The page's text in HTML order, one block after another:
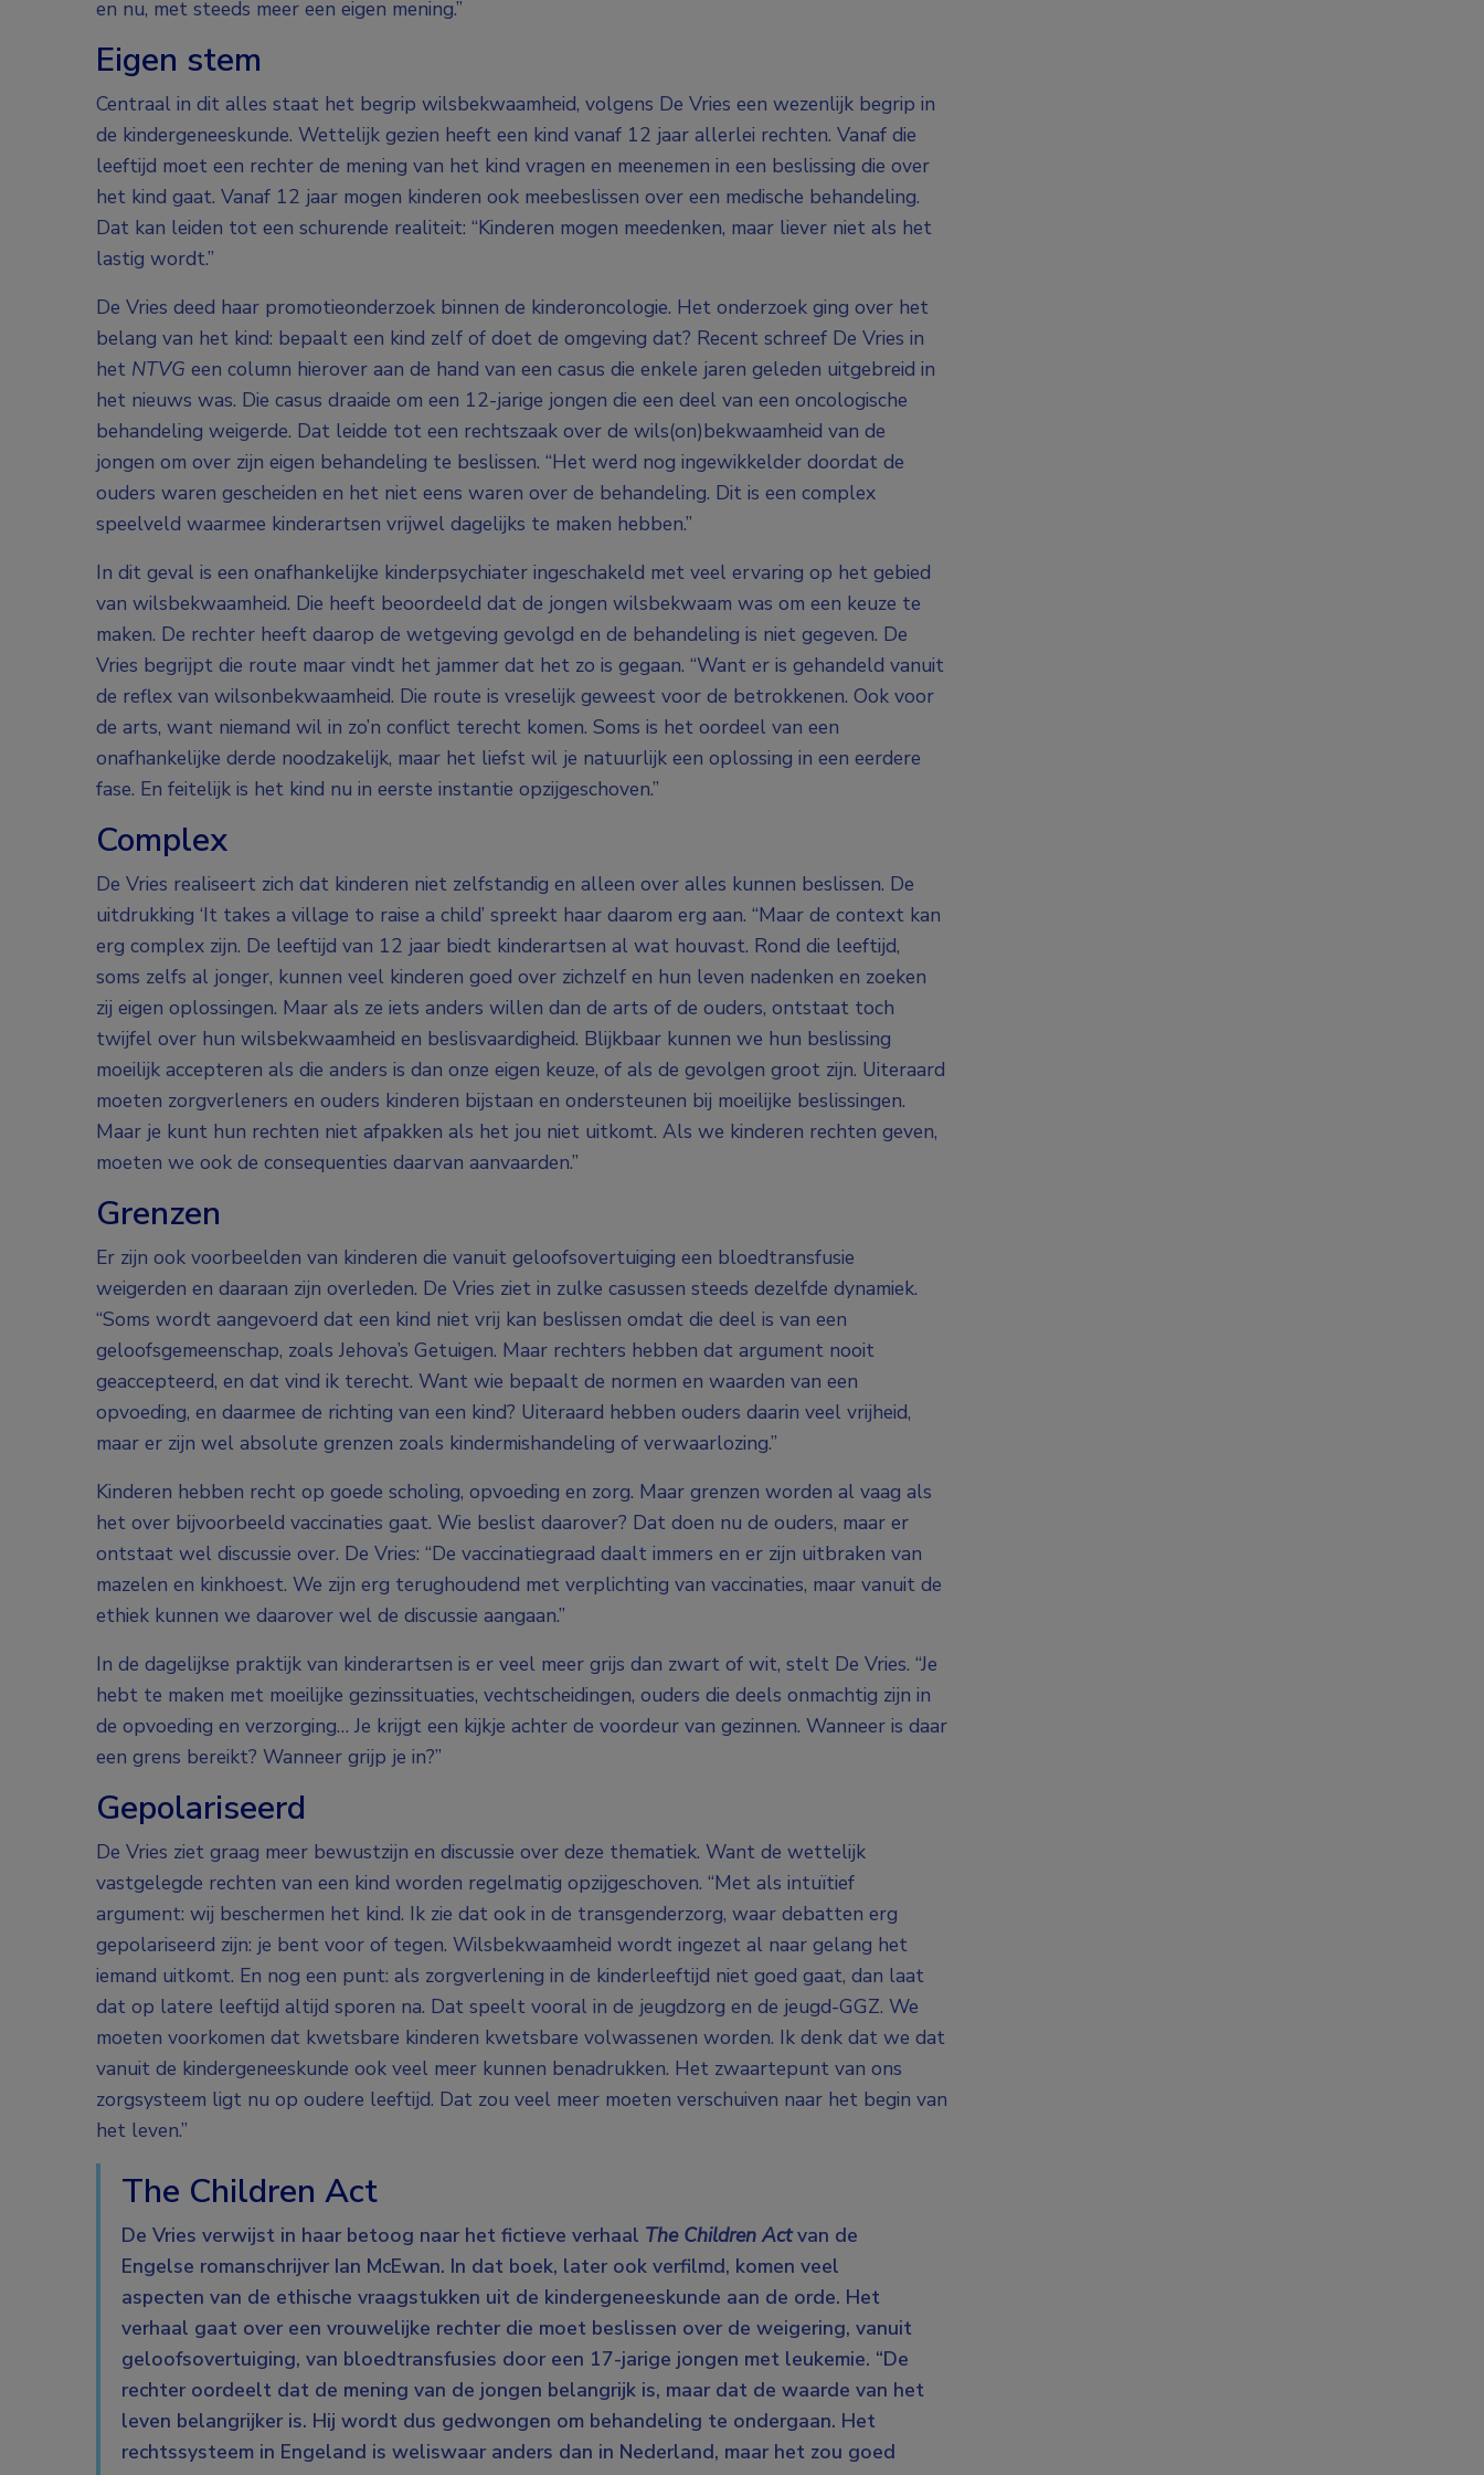
en nu, met steeds meer een eigen mening.”
Eigen stem
Centraal in dit alles staat het begrip wilsbekwaamheid, volgens De Vries een wezenlijk begrip in
de kindergeneeskunde. Wettelijk gezien heeft een kind vanaf 12 jaar allerlei rechten. Vanaf die
leeftijd moet een rechter de mening van het kind vragen en meenemen in een beslissing die over
het kind gaat. Vanaf 12 jaar mogen kinderen ook meebeslissen over een medische behandeling.
Dat kan leiden tot een schurende realiteit: “Kinderen mogen meedenken, maar liever niet als het
lastig wordt.”
De Vries deed haar promotieonderzoek binnen de kinderoncologie. Het onderzoek ging over het
belang van het kind: bepaalt een kind zelf of doet de omgeving dat? Recent schreef De Vries in
het NTVG een column hierover aan de hand van een casus die enkele jaren geleden uitgebreid in
het nieuws was. Die casus draaide om een 12-jarige jongen die een deel van een oncologische
behandeling weigerde. Dat leidde tot een rechtszaak over de wils(on)bekwaamheid van de
jongen om over zijn eigen behandeling te beslissen. “Het werd nog ingewikkelder doordat de
ouders waren gescheiden en het niet eens waren over de behandeling. Dit is een complex
speelveld waarmee kinderartsen vrijwel dagelijks te maken hebben.”
In dit geval is een onafhankelijke kinderpsychiater ingeschakeld met veel ervaring op het gebied
van wilsbekwaamheid. Die heeft beoordeeld dat de jongen wilsbekwaam was om een keuze te
maken. De rechter heeft daarop de wetgeving gevolgd en de behandeling is niet gegeven. De
Vries begrijpt die route maar vindt het jammer dat het zo is gegaan. “Want er is gehandeld vanuit
de reflex van wilsonbekwaamheid. Die route is vreselijk geweest voor de betrokkenen. Ook voor
de arts, want niemand wil in zo’n conflict terecht komen. Soms is het oordeel van een
onafhankelijke derde noodzakelijk, maar het liefst wil je natuurlijk een oplossing in een eerdere
fase. En feitelijk is het kind nu in eerste instantie opzijgeschoven.”
Complex
De Vries realiseert zich dat kinderen niet zelfstandig en alleen over alles kunnen beslissen. De
uitdrukking ‘It takes a village to raise a child’ spreekt haar daarom erg aan. “Maar de context kan
erg complex zijn. De leeftijd van 12 jaar biedt kinderartsen al wat houvast. Rond die leeftijd,
soms zelfs al jonger, kunnen veel kinderen goed over zichzelf en hun leven nadenken en zoeken
zij eigen oplossingen. Maar als ze iets anders willen dan de arts of de ouders, ontstaat toch
twijfel over hun wilsbekwaamheid en beslisvaardigheid. Blijkbaar kunnen we hun beslissing
moeilijk accepteren als die anders is dan onze eigen keuze, of als de gevolgen groot zijn. Uiteraard
moeten zorgverleners en ouders kinderen bijstaan en ondersteunen bij moeilijke beslissingen.
Maar je kunt hun rechten niet afpakken als het jou niet uitkomt. Als we kinderen rechten geven,
moeten we ook de consequenties daarvan aanvaarden.”
Grenzen
Er zijn ook voorbeelden van kinderen die vanuit geloofsovertuiging een bloedtransfusie
weigerden en daaraan zijn overleden. De Vries ziet in zulke casussen steeds dezelfde dynamiek.
“Soms wordt aangevoerd dat een kind niet vrij kan beslissen omdat die deel is van een
geloofsgemeenschap, zoals Jehova’s Getuigen. Maar rechters hebben dat argument nooit
geaccepteerd, en dat vind ik terecht. Want wie bepaalt de normen en waarden van een
opvoeding, en daarmee de richting van een kind? Uiteraard hebben ouders daarin veel vrijheid,
maar er zijn wel absolute grenzen zoals kindermishandeling of verwaarlozing.”
Kinderen hebben recht op goede scholing, opvoeding en zorg. Maar grenzen worden al vaag als
het over bijvoorbeeld vaccinaties gaat. Wie beslist daarover? Dat doen nu de ouders, maar er
ontstaat wel discussie over. De Vries: “De vaccinatiegraad daalt immers en er zijn uitbraken van
mazelen en kinkhoest. We zijn erg terughoudend met verplichting van vaccinaties, maar vanuit de
ethiek kunnen we daarover wel de discussie aangaan.”
In de dagelijkse praktijk van kinderartsen is er veel meer grijs dan zwart of wit, stelt De Vries. “Je
hebt te maken met moeilijke gezinssituaties, vechtscheidingen, ouders die deels onmachtig zijn in
de opvoeding en verzorging… Je krijgt een kijkje achter de voordeur van gezinnen. Wanneer is daar
een grens bereikt? Wanneer grijp je in?”
Gepolariseerd
De Vries ziet graag meer bewustzijn en discussie over deze thematiek. Want de wettelijk
vastgelegde rechten van een kind worden regelmatig opzijgeschoven. “Met als intuïtief
argument: wij beschermen het kind. Ik zie dat ook in de transgenderzorg, waar debatten erg
gepolariseerd zijn: je bent voor of tegen. Wilsbekwaamheid wordt ingezet al naar gelang het
iemand uitkomt. En nog een punt: als zorgverlening in de kinderleeftijd niet goed gaat, dan laat
dat op latere leeftijd altijd sporen na. Dat speelt vooral in de jeugdzorg en de jeugd-GGZ. We
moeten voorkomen dat kwetsbare kinderen kwetsbare volwassenen worden. Ik denk dat we dat
vanuit de kindergeneeskunde ook veel meer kunnen benadrukken. Het zwaartepunt van ons
zorgsysteem ligt nu op oudere leeftijd. Dat zou veel meer moeten verschuiven naar het begin van
het leven.”
The Children Act
De Vries verwijst in haar betoog naar het fictieve verhaal The Children Actvan de
Engelse romanschrijver Ian McEwan. In dat boek, later ook verfilmd, komen veel
aspecten van de ethische vraagstukken uit de kindergeneeskunde aan de orde. Het
verhaal gaat over een vrouwelijke rechter die moet beslissen over de weigering, vanuit
geloofsovertuiging, van bloedtransfusies door een 17-jarige jongen met leukemie. “De
rechter oordeelt dat de mening van de jongen belangrijk is, maar dat de waarde van het
leven belangrijker is. Hij wordt dus gedwongen om behandeling te ondergaan. Het
rechtssysteem in Engeland is weliswaar anders dan in Nederland, maar het zou goed